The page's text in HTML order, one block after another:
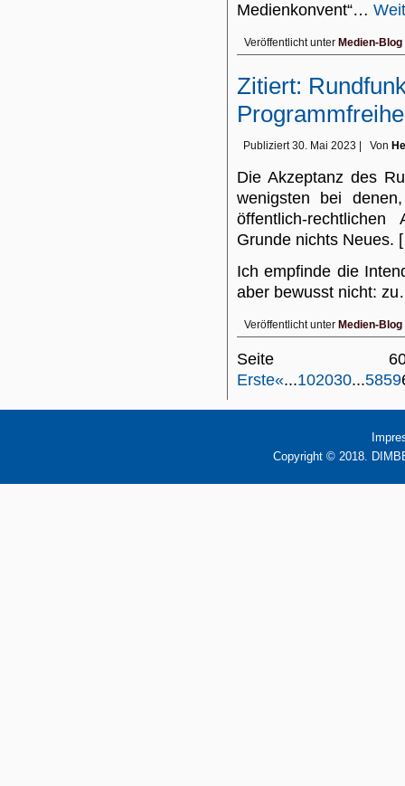
Medienkonvent“…
Veröffentlicht unter Medien-Blog
Zitiert:
Publiziert 30. Mai 2023 Von
Die Akzeptanz des
wenigsten bei
öffentlich-
Grunde nichts Neues.
Ich empfinde die
aber bewusst nicht:
Veröffentlicht unter Medien-Blog
Seite
Erste«...102030...5859
Copyright © 2018.